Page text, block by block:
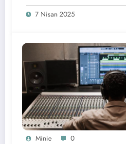
7 Nisan 2025
Minie 0